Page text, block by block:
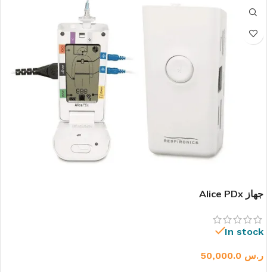
جهاز Alice PDx
In stock
ر.س 50,000.0